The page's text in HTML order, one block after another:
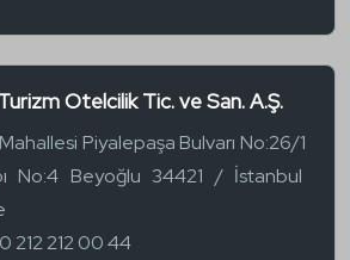
Otelcilik Tic. ve San. A.Ş.
Piyalepaşa Bulvarı No:26/1
No:4 Beyoğlu 34421 / İstanbul
212 212 00 44